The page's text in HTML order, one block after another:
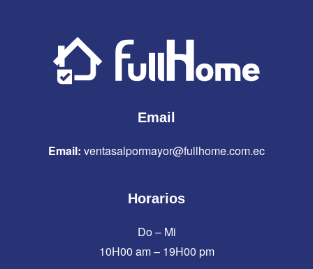
Email
Email: ventasalpormayor@fullhome.com.ec
Horarios
Do – Mi
10H00 am – 19H00 pm